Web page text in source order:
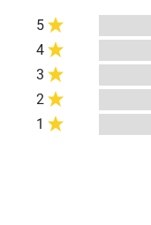
5
4
3
2
1